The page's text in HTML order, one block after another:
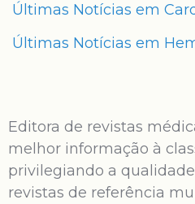
Últimas Notícias em
Últimas Notícias em
Editora de revistas
melhor informação à
privilegiando a
revistas de referência